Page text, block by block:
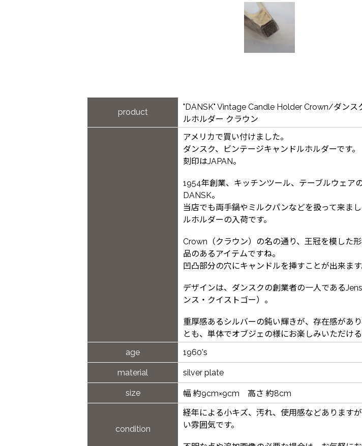
product
"DANSK" Vintage Candle Holder Crown/ダンス
ルホルダー クラウン
アメリカで買い付けました。
ダンスク、ビンテージキャンドルホルダーです。
刻印はJAPAN。
1954年創業、キッチンツール、テーブルウェア
DANSK。
当店でも両手鍋やミルクパンなどを扱って来ま
ルホルダーの入荷です。
Crown（クラウン）の名の通り、王冠を模した
品のあるアイテムですね。
凹凸部分の穴にキャンドルを挿すことが出来ます
デザインは、ダンスクの創業者の一人である
ンス・クイストゴー）。
重厚感あるシルバーの鈍い輝きが、存在感があ
とも、単体でオブジェの様にお楽しみいただける
age
1960's
material silver plate
size 幅 約9cm×9cm 高さ 約8cm
condition
経年による小キズ、汚れ、使用感などあります
い雰囲気です。